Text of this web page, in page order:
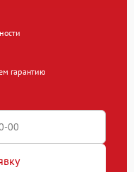
гарантию